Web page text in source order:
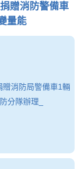
贈消防警備車
量能